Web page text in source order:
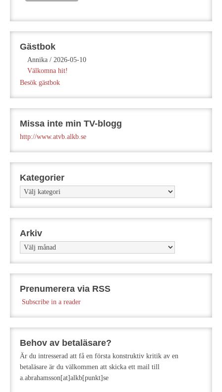
Gästbok
Annika / 2026-05-10
Välkomna hit!
Besök gästbok
Missa inte min TV-blogg
http://www.atvb.alkb.se
Kategorier
Kategorier
Arkiv
Arkiv
Prenumerera via RSS
Subscribe in a reader
Behov av betaläsare?
Är du intresserad att få en första konstruktiv kritik av en
betaläsare är du välkommen att skicka ett mail till
a.abrahamsson[at]alkb[punkt]se